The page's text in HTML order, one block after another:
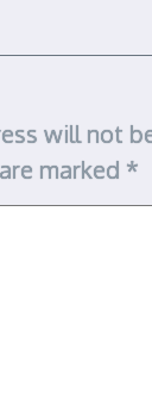
will not
marked *